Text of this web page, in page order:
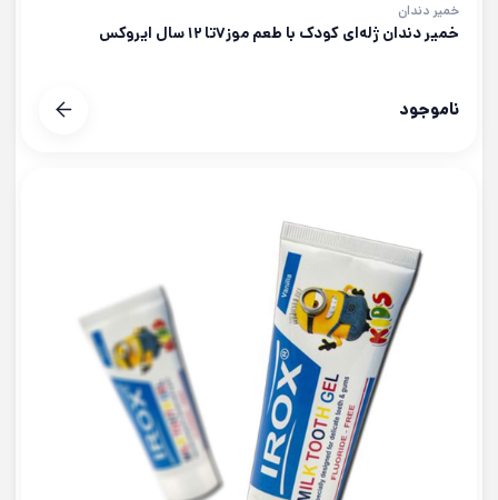
خمیر دندان
خمیر دندان ژله‌ای کودک با طعم موز۷تا ۱۲ سال ایروکس
ناموجود